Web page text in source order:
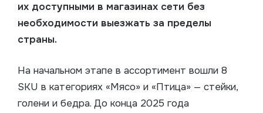
их доступными в магазинах сети без
необходимости выезжать за пределы
страны.
На начальном этапе в ассортимент вошли 8
SKU в категориях «Мясо» и «Птица» — стейки,
голени и бедра. До конца 2025 года